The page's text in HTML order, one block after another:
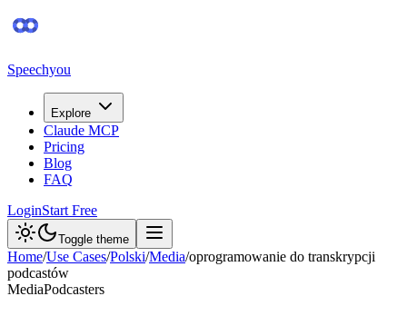
Speechyou
Explore
Claude MCP
Pricing
Blog
FAQ
LoginStart Free
Toggle theme
Home/Use Cases/Polski/Media/oprogramowanie do transkrypcji
podcastów
MediaPodcasters